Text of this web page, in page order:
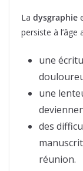
La dysgraphie
persiste à l’âge
une
une
des
réunion.